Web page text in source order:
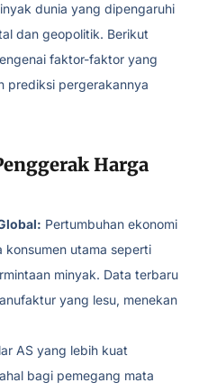
dunia yang dipengaruhi
dan geopolitik. Berikut
faktor-faktor yang
prediksi pergerakannya
Harga
Pertumbuhan ekonomi
utama seperti
minyak. Data terbaru
yang lesu, menekan
AS yang lebih kuat
bagi pemegang mata